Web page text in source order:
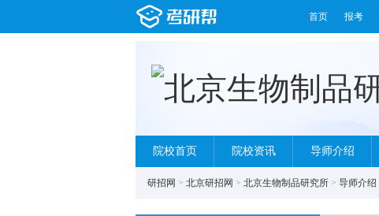
首页 报考
院校首页 院校资讯 导师介绍
研招网 > 北京研招网 > 北京生物制品研究所 > 导师介绍